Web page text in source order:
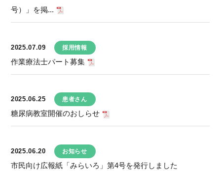
号）」を掲...
2025.07.09 採用情報
作業療法士パート募集
2025.06.25 患者さん
糖尿病教室開催のおしらせ
2025.06.20 お知らせ
市民向け広報紙「みらいろ」第4号を発行しました